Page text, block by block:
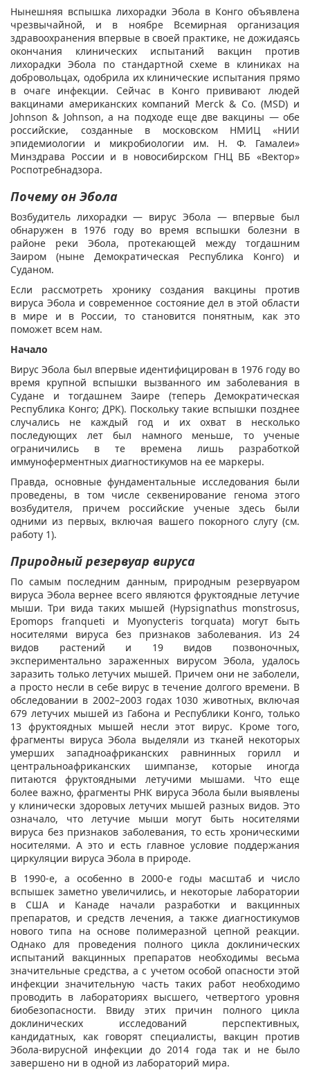
Нынешняя вспышка лихорадки Эбола в Конго объявлена
чрезвычайной, и в ноябре Всемирная организация
здравоохранения впервые в своей практике, не дожидаясь
окончания клинических испытаний вакцин против
лихорадки Эбола по стандартной схеме в клиниках на
добровольцах, одобрила их клинические испытания прямо
в очаге инфекции. Сейчас в Конго прививают людей
вакцинами американских компаний Merck & Co. (MSD) и
Johnson & Johnson, а на подходе еще две вакцины — обе
российские, созданные в московском НМИЦ «НИИ
эпидемиологии и микробиологии им. Н. Ф. Гамалеи»
Минздрава России и в новосибирском ГНЦ ВБ «Вектор»
Роспотребнадзора.
Почему он Эбола
Возбудитель лихорадки — вирус Эбола — впервые был
обнаружен в 1976 году во время вспышки болезни в
районе реки Эбола, протекающей между тогдашним
Заиром (ныне Демократическая Республика Конго) и
Суданом.
Если рассмотреть хронику создания вакцины против
вируса Эбола и современное состояние дел в этой области
в мире и в России, то становится понятным, как это
поможет всем нам.
Начало
Вирус Эбола был впервые идентифицирован в 1976 году во
время крупной вспышки вызванного им заболевания в
Судане и тогдашнем Заире (теперь Демократическая
Республика Конго; ДРК). Поскольку такие вспышки позднее
случались не каждый год и их охват в несколько
последующих лет был намного меньше, то ученые
ограничились в те времена лишь разработкой
иммуноферментных диагностикумов на ее маркеры.
Правда, основные фундаментальные исследования были
проведены, в том числе секвенирование генома этого
возбудителя, причем российские ученые здесь были
одними из первых, включая вашего покорного слугу (см.
работу 1).
Природный резервуар вируса
По самым последним данным, природным резервуаром
вируса Эбола вернее всего являются фруктоядные летучие
мыши. Три вида таких мышей (Hypsignathus monstrosus,
Epomops franqueti и Myonycteris torquata) могут быть
носителями вируса без признаков заболевания. Из 24
видов растений и 19 видов позвоночных,
экспериментально зараженных вирусом Эбола, удалось
заразить только летучих мышей. Причем они не заболели,
а просто несли в себе вирус в течение долгого времени. В
обследовании в 2002–2003 годах 1030 животных, включая
679 летучих мышей из Габона и Республики Конго, только
13 фруктоядных мышей несли этот вирус. Кроме того,
фрагменты вируса Эбола выделяли из тканей некоторых
умерших западноафриканских равнинных горилл и
центральноафриканских шимпанзе, которые иногда
питаются фруктоядными летучими мышами. Что еще
более важно, фрагменты РНК вируса Эбола были выявлены
у клинически здоровых летучих мышей разных видов. Это
означало, что летучие мыши могут быть носителями
вируса без признаков заболевания, то есть хроническими
носителями. А это и есть главное условие поддержания
циркуляции вируса Эбола в природе.
В 1990-е, а особенно в 2000-е годы масштаб и число
вспышек заметно увеличились, и некоторые лаборатории
в США и Канаде начали разработки и вакцинных
препаратов, и средств лечения, а также диагностикумов
нового типа на основе полимеразной цепной реакции.
Однако для проведения полного цикла доклинических
испытаний вакцинных препаратов необходимы весьма
значительные средства, а с учетом особой опасности этой
инфекции значительную часть таких работ необходимо
проводить в лабораториях высшего, четвертого уровня
биобезопасности. Ввиду этих причин полного цикла
доклинических исследований перспективных,
кандидатных, как говорят специалисты, вакцин против
Эбола-вирусной инфекции до 2014 года так и не было
завершено ни в одной из лабораторий мира.